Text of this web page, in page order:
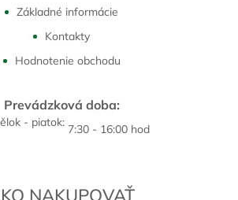
Základné informácie
Kontakty
Hodnotenie obchodu
Prevádzková doba:
- piatok: 7:30 - 16:00 hod
NAKUPOVAŤ